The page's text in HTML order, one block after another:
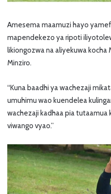
Amesema maamuzi hayo
mapendekezo ya ripoti
likiongozwa na aliyekuwa kocha
Minziro.
“Kuna baadhi ya wachezaji
umuhimu wao kuendelea
wachezaji kadhaa pia tutaamua
viwango vyao.”